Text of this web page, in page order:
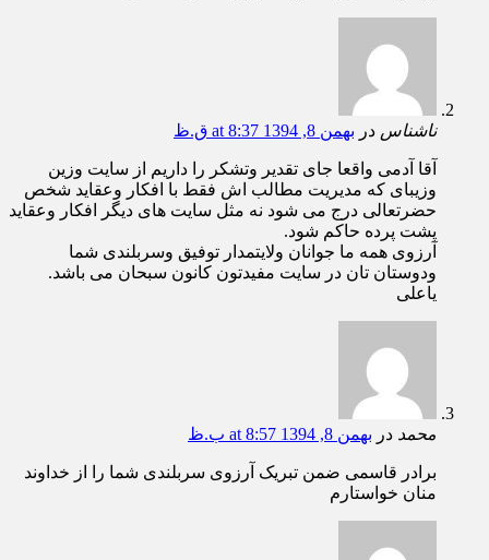
ناشناس در بهمن 8, 1394 at 8:37 ق.ظ
آقا آدمی واقعا جای تقدیر وتشکر را داریم از سایت وزین
وزیبای که مدیریت مطالب اش فقط با افکار وعقاید شخص
حضرتعالی درج می شود نه مثل سایت های دیگر افکار وعقاید
پشت پرده حاکم شود.
آرزوی همه ما جوانان ولایتمدار توفیق وسربلندی شما
ودوستان تان در سایت مفیدتون کانون سبحان می باشد.
یاعلی
محمد در بهمن 8, 1394 at 8:57 ب.ظ
برادر قاسمی ضمن تبریک آرزوی سربلندی شما را از خداوند
منان خواستارم